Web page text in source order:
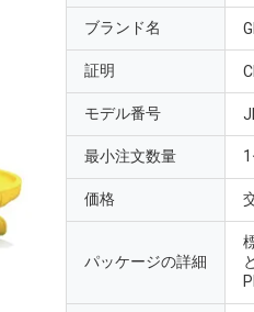
ブランド名
証明
モデル番号
最小注文数量
価格
パッケージの詳細